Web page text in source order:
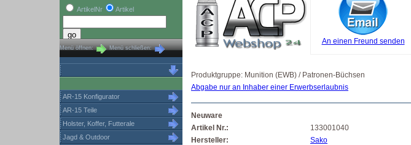
ArtikelNr
Artikel
Menü öffnen: Menü schließen:
AR-15 Konfigurator
AR-15 Teile
Holster, Koffer, Futterale
Jagd & Outdoor
An einen Freund senden
Produktgruppe: Munition (EWB) / Patronen-Büchsen
Abgabe nur an Inhaber einer Erwerbserlaubnis
Neuware
Artikel Nr.:
133001040
Hersteller:
Sako